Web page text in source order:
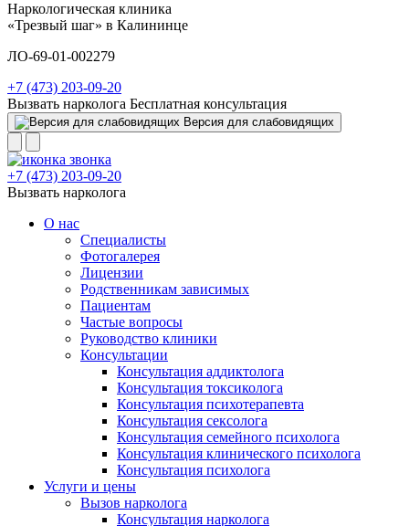
Наркологическая клиника
«Трезвый шаг» в Калининце
ЛО-69-01-002279
+7 (473) 203-09-20
Вызвать нарколога Бесплатная консультация
Версия для слабовидящих
+7 (473) 203-09-20
Вызвать нарколога
О нас
Специалисты
Фотогалерея
Лицензии
Родственникам зависимых
Пациентам
Частые вопросы
Руководство клиники
Консультации
Консультация аддиктолога
Консультация токсиколога
Консультация психотерапевта
Консультация сексолога
Консультация семейного психолога
Консультация клинического психолога
Консультация психолога
Услуги и цены
Вызов нарколога
Консультация нарколога